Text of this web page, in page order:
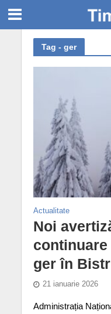
Tag - ger
Actualitate
Noi
ger în
21 ianuarie 2026
Administrația